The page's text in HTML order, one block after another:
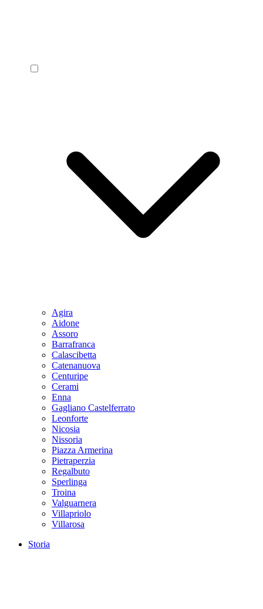
Agira
Aidone
Assoro
Barrafranca
Calascibetta
Catenanuova
Centuripe
Cerami
Enna
Gagliano Castelferrato
Leonforte
Nicosia
Nissoria
Piazza Armerina
Pietraperzia
Regalbuto
Sperlinga
Troina
Valguarnera
Villapriolo
Villarosa
Storia